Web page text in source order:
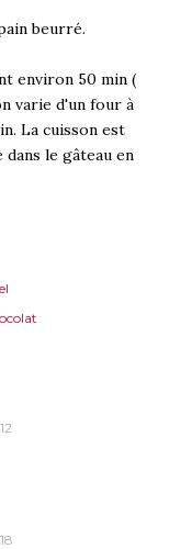
beurré.
environ 50 min (
varie d'un four à
La cuisson est
le gâteau en